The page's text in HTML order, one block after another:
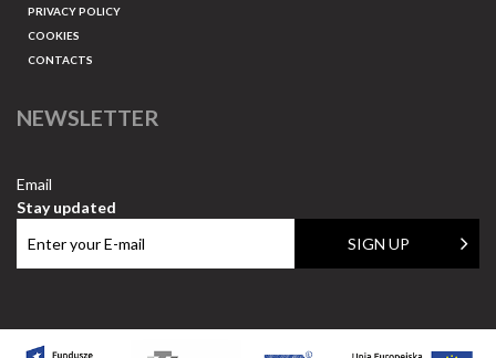
PRIVACY POLICY
COOKIES
CONTACTS
NEWSLETTER
Email
Stay updated